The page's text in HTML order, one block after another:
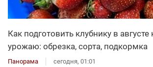
Как подготовить клубнику в
урожаю: обрезка, сорта, подкормка
Панорама сегодня, 01:01